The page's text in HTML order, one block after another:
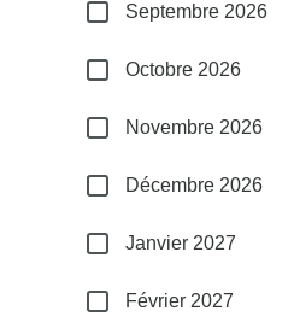
Septembre 2026
Octobre 2026
Novembre 2026
Décembre 2026
Janvier 2027
Février 2027